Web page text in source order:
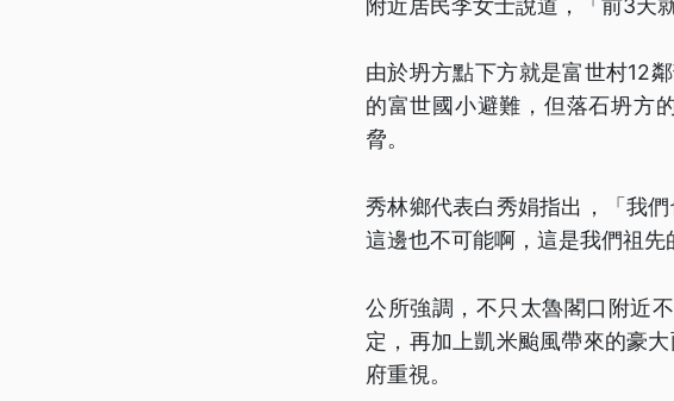
由於坍方點下方就是富世村12
的富世國小避難，但落石坍方
脅。
秀林鄉代表白秀娟指出，「我
這邊也不可能啊，這是我們祖先
公所強調，不只太魯閣口附近
定，再加上凱米颱風帶來的豪
府重視。